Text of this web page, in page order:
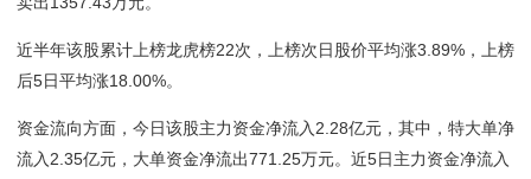
近半年该股累计上榜龙虎榜22次，上榜次日股价平均涨3.89%，上榜
后5日平均涨18.00%。
资金流向方面，今日该股主力资金净流入2.28亿元，其中，特大单净
流入2.35亿元，大单资金净流出771.25万元。近5日主力资金净流入